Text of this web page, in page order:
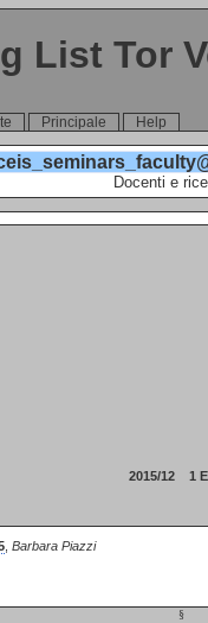
List Tor
Principale Help
Docenti e
2015/12 1
Barbara Piazzi
§